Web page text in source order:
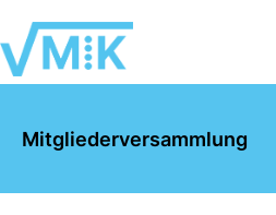
Mitgliederversammlung